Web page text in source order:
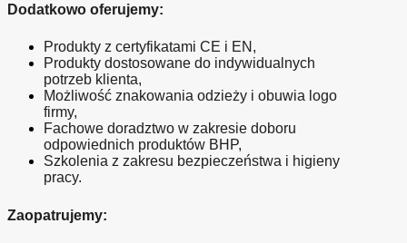
Dodatkowo oferujemy:
Produkty z certyfikatami CE i EN,
Produkty dostosowane do indywidualnych
potrzeb klienta,
Możliwość znakowania odzieży i obuwia logo
firmy,
Fachowe doradztwo w zakresie doboru
odpowiednich produktów BHP,
Szkolenia z zakresu bezpieczeństwa i higieny
pracy.
Zaopatrujemy: